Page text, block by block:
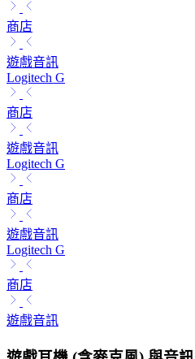
商店
遊戲音訊
Logitech G
商店
遊戲音訊
Logitech G
商店
遊戲音訊
Logitech G
商店
遊戲音訊